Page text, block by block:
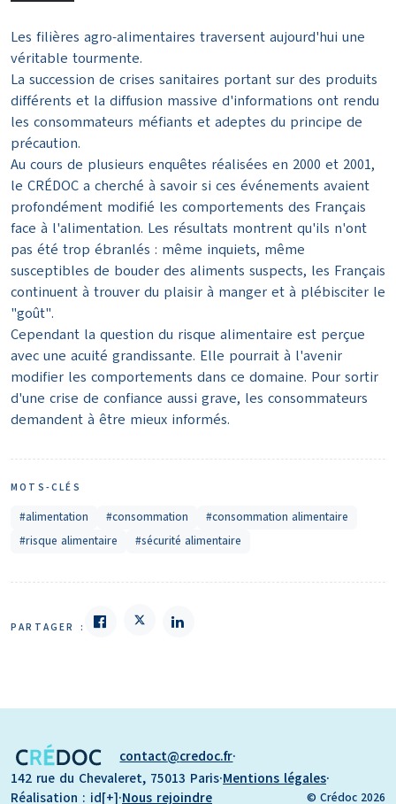
Les filières agro-alimentaires traversent aujourd'hui une
véritable tourmente.
La succession de crises sanitaires portant sur des produits
différents et la diffusion massive d'informations ont rendu
les consommateurs méfiants et adeptes du principe de
précaution.
Au cours de plusieurs enquêtes réalisées en 2000 et 2001,
le CRÉDOC a cherché à savoir si ces événements avaient
profondément modifié les comportements des Français
face à l'alimentation. Les résultats montrent qu'ils n'ont
pas été trop ébranlés : même inquiets, même
susceptibles de bouder des aliments suspects, les Français
continuent à trouver du plaisir à manger et à plébisciter le
"goût".
Cependant la question du risque alimentaire est perçue
avec une acuité grandissante. Elle pourrait à l'avenir
modifier les comportements dans ce domaine. Pour sortir
d'une crise de confiance aussi grave, les consommateurs
demandent à être mieux informés.
MOTS-CLÉS
#alimentation #consommation
#consommation alimentaire
#risque alimentaire
#sécurité alimentaire
PARTAGER :
contact credoc.fr·
142 rue du Chevaleret, 75013 Paris·Mentions légales·
Réalisation : id[+]·Nous rejoindre © Crédoc 2026